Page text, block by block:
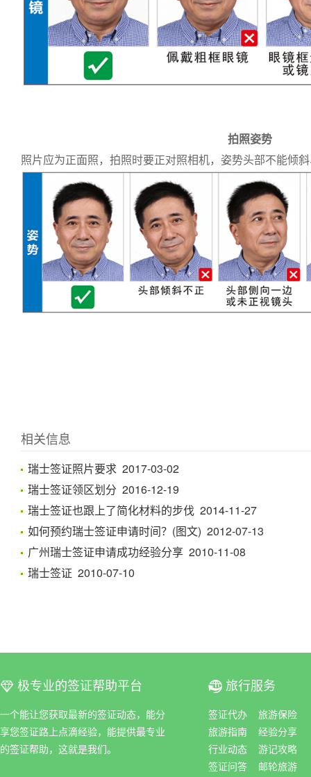
拍照姿势
照片应为正面照，拍照时要正对照相机，姿势头部不能倾
相关信息
瑞士签证照片要求 2017-03-02
瑞士签证领区划分 2016-12-19
瑞士签证也跟上了简化材料的步伐 2014-11-27
如何预约瑞士签证申请时间？(图文) 2012-07-13
广州瑞士签证申请成功经验分享 2010-11-08
瑞士签证 2010-07-10
ꀆ 极专业的签证帮助平台
一个能让您获取最新的签证动态，能分
享您签证路上点滴经验，能提供最专业
的签证帮助，这就是我们。
ꀇ 旅行服务
签证代办
旅游保险
旅游指南
经验分享
行业动态
游记攻略
签证问答
邮轮旅游